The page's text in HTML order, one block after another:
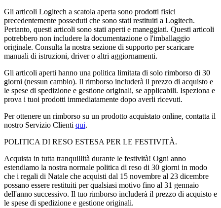
Gli articoli Logitech a scatola aperta sono prodotti fisici
precedentemente posseduti che sono stati restituiti a Logitech.
Pertanto, questi articoli sono stati aperti e maneggiati. Questi articoli
potrebbero non includere la documentazione o l'imballaggio
originale. Consulta la nostra sezione di supporto per scaricare
manuali di istruzioni, driver o altri aggiornamenti.
Gli articoli aperti hanno una politica limitata di solo rimborso di 30
giorni (nessun cambio). Il rimborso includerà il prezzo di acquisto e
le spese di spedizione e gestione originali, se applicabili. Ispeziona e
prova i tuoi prodotti immediatamente dopo averli ricevuti.
Per ottenere un rimborso su un prodotto acquistato online, contatta il
nostro Servizio Clienti qui.
POLITICA DI RESO ESTESA PER LE FESTIVITÀ.
Acquista in tutta tranquillità durante le festività! Ogni anno
estendiamo la nostra normale politica di reso di 30 giorni in modo
che i regali di Natale che acquisti dal 15 novembre al 23 dicembre
possano essere restituiti per qualsiasi motivo fino al 31 gennaio
dell'anno successivo. Il tuo rimborso includerà il prezzo di acquisto e
le spese di spedizione e gestione originali.